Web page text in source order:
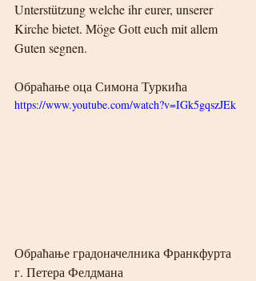
Unterstützung welche ihr eurer, unserer
Kirche bietet. Möge Gott euch mit allem
Guten segnen.
Обраћање оца Симона Туркића
https://www.youtube.com/watch?v=IGk5gqszJEk
Обраћање градоначелника Франкфурта
г. Петера Фелдмана